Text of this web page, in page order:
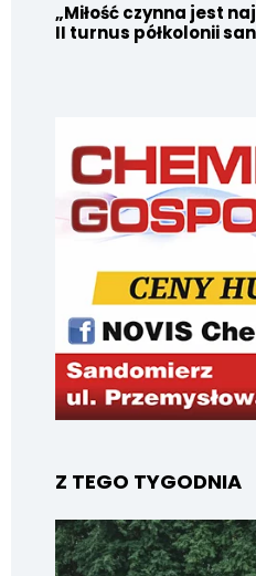
„Miłość czynna jest
II turnus półkolonii
Z TEGO TYGODNIA